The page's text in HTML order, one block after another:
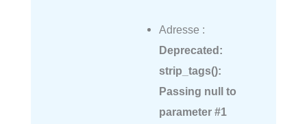
Adresse :
Deprecated:
strip_tags():
Passing null to
parameter #1